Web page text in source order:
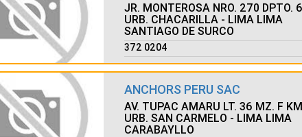
JR. MONTEROSA NRO. 270 DPTO.
URB. CHACARILLA - LIMA LIMA
SANTIAGO DE SURCO
372 0204
ANCHORS PERU SAC
AV. TUPAC AMARU LT. 36 MZ. F
URB. SAN CARMELO - LIMA LIMA
CARABAYLLO